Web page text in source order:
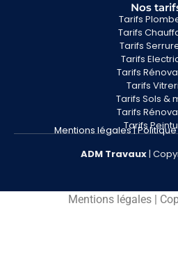
Nos
Tarifs
Tarifs
Tarifs
Tarifs
Tarifs
Tarifs
Tarifs Sols &
Tarifs
Tarifs
Mentions légales|
ADM Travaux|
Mentions légales |